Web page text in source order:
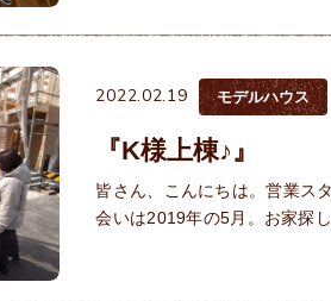
2022.02.19 モデルハウス
『K様上棟♪』
皆さん、こんにちは。営業ス
会いは2019年の5月。お家探